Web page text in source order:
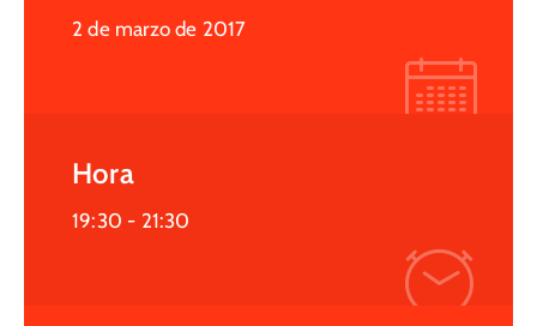
2 de marzo de 2017
Hora
19:30 - 21:30